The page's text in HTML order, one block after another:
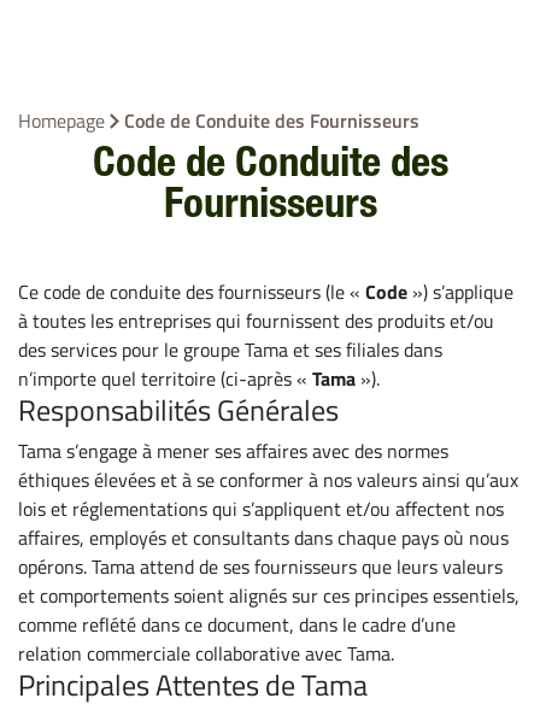
Homepage Code de Conduite des Fournisseurs
Code de Conduite des
Fournisseurs
Ce code de conduite des fournisseurs (le « Code ») s’applique
à toutes les entreprises qui fournissent des produits et/ou
des services pour le groupe Tama et ses filiales dans
n’importe quel territoire (ci-après « Tama »).
Responsabilités Générales
Tama s’engage à mener ses affaires avec des normes
éthiques élevées et à se conformer à nos valeurs ainsi qu’aux
lois et réglementations qui s’appliquent et/ou affectent nos
affaires, employés et consultants dans chaque pays où nous
opérons. Tama attend de ses fournisseurs que leurs valeurs
et comportements soient alignés sur ces principes essentiels,
comme reflété dans ce document, dans le cadre d’une
relation commerciale collaborative avec Tama.
Principales Attentes de Tama